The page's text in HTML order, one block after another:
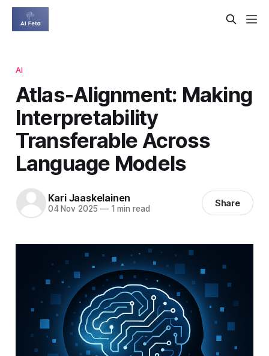
AI
Atlas-Alignment: Making
Interpretability
Transferable Across
Language Models
Kari Jaaskelainen
04 Nov 2025 —1 min read Share